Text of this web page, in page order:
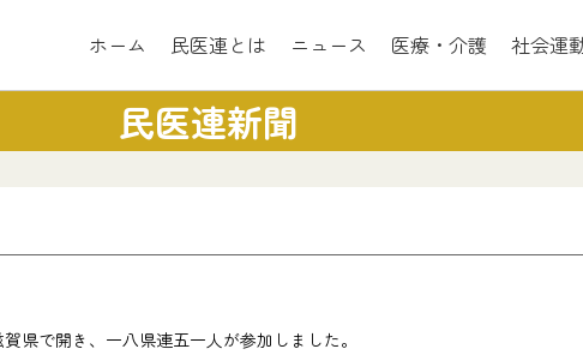
ホーム 民医連とは ニュース 医療・介護 社会運
民医連新聞
県で開き、一八県連五一人が参加しました。